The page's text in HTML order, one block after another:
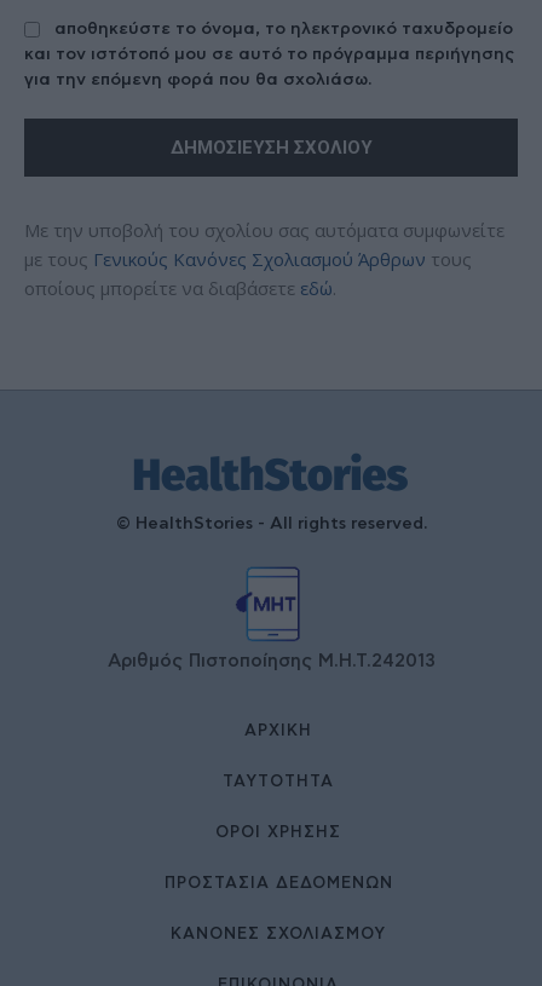
αποθηκεύστε το όνομα, το ηλεκτρονικό ταχυδρομείο
και τον ιστότοπό μου σε αυτό το πρόγραμμα περιήγησης
για την επόμενη φορά που θα σχολιάσω.
Με την υποβολή του σχολίου σας αυτόματα συμφωνείτε
με τους Γενικούς Κανόνες Σχολιασμού Άρθρων τους
οποίους μπορείτε να διαβάσετε εδώ.
© HealthStories - All rights reserved.
Αριθμός Πιστοποίησης Μ.Η.Τ.242013
ΑΡΧΙΚΉ
ΤΑΥΤΌΤΗΤΑ
ΌΡΟΙ ΧΡΉΣΗΣ
ΠΡΟΣΤΑΣΙΑ ΔΕΔΟΜΕΝΩΝ
ΚΑΝΟΝΕΣ ΣΧΟΛΙΑΣΜΟΥ